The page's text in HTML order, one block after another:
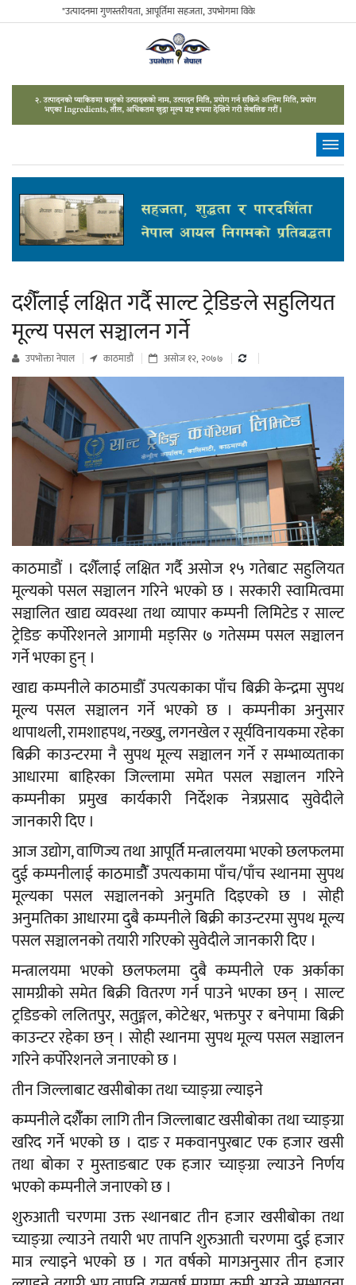
"उत्पादनमा गुणस्तरीयता, आपूर्तिमा सहजता, उपभोगमा विवेकशीलता" - The Sustainable
दशैँंलाई लक्षित गर्दै साल्ट ट्रेडिङले सहुलियत
मूल्य पसल सञ्चालन गर्ने
उपभाेक्ता नेपाल काठमाडौं असोज १२, २०७७
काठमाडौं । दशैँंलाई लक्षित गर्दै असोज १५ गतेबाट सहुलियत
मूल्यको पसल सञ्चालन गरिने भएको छ । सरकारी स्वामित्वमा
सञ्चालित खाद्य व्यवस्था तथा व्यापार कम्पनी लिमिटेड र साल्ट
ट्रेडिङ कर्पोरेशनले आगामी मङ्सिर ७ गतेसम्म पसल सञ्चालन
गर्ने भएका हुन् ।
खाद्य कम्पनीले काठमाडौँ उपत्यकाका पाँच बिक्री केन्द्रमा सुपथ
मूल्य पसल सञ्चालन गर्ने भएको छ । कम्पनीका अनुसार
थापाथली, रामशाहपथ, नख्खु, लगनखेल र सूर्यविनायकमा रहेका
बिक्री काउन्टरमा नै सुपथ मूल्य सञ्चालन गर्ने र सम्भाव्यताका
आधारमा बाहिरका जिल्लामा समेत पसल सञ्चालन गरिने
कम्पनीका प्रमुख कार्यकारी निर्देशक नेत्रप्रसाद सुवेदीले
जानकारी दिए ।
आज उद्योग, वाणिज्य तथा आपूर्ति मन्त्रालयमा भएको छलफलमा
दुई कम्पनीलाई काठमाडौैँ उपत्यकामा पाँच/पाँच स्थानमा सुपथ
मूल्यका पसल सञ्चालनको अनुमति दिइएको छ । सोही
अनुमतिका आधारमा दुबै कम्पनीले बिक्री काउन्टरमा सुपथ मूल्य
पसल सञ्चालनको तयारी गरिएको सुवेदीले जानकारी दिए ।
मन्त्रालयमा भएको छलफलमा दुबै कम्पनीले एक अर्काका
सामग्रीको समेत बिक्री वितरण गर्न पाउने भएका छन् । साल्ट
ट्रडिङको ललितपुर, सतुङ्गल, कोटेश्वर, भक्तपुर र बनेपामा बिक्री
काउन्टर रहेका छन् । सोही स्थानमा सुपथ मूल्य पसल सञ्चालन
गरिने कर्पोरेशनले जनाएको छ ।
तीन जिल्लाबाट खसीबोका तथा च्याङ्ग्रा ल्याइने
कम्पनीले दशैंँका लागि तीन जिल्लाबाट खसीबोका तथा च्याङ्ग्रा
खरिद गर्ने भएको छ । दाङ र मकवानपुरबाट एक हजार खसी
तथा बोका र मुस्ताङबाट एक हजार च्याङ्ग्रा ल्याउने निर्णय
भएको कम्पनीले जनाएको छ ।
शुरुआती चरणमा उक्त स्थानबाट तीन हजार खसीबोका तथा
च्याङ्ग्रा ल्याउने तयारी भए तापनि शुरुआती चरणमा दुई हजार
मात्र ल्याइने भएको छ । गत वर्षको मागअनुसार तीन हजार